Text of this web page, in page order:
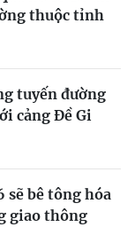
thuộc tỉnh
tuyến đường
cảng Đề Gi
sẽ bê tông hóa
giao thông